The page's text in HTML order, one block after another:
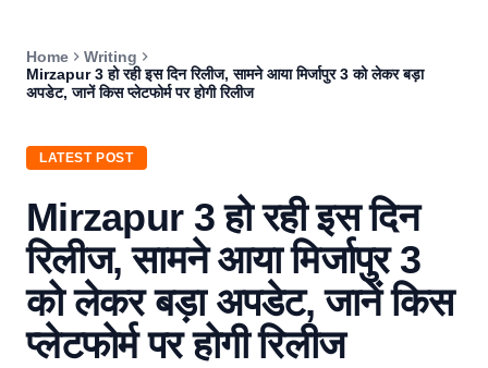
Contact
Navjagran
Home
Writing
Mirzapur 3 हो रही इस दिन रिलीज, सामने आया मिर्जापुर 3 को लेकर बड़ा
अपडेट, जानें किस प्लेटफोर्म पर होगी रिलीज
LATEST POST
Mirzapur 3 हो रही इस दिन
रिलीज, सामने आया मिर्जापुर 3
को लेकर बड़ा अपडेट, जानें किस
प्लेटफोर्म पर होगी रिलीज